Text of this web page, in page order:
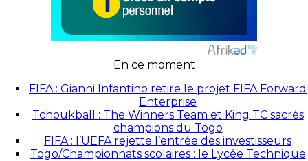
En ce moment
FIFA : Gianni Infantino retire le projet FIFA Forward
Enterprise
Tchoukball : The Winners Team et King TC sacrés
champions du Togo
FIFA : l’UEFA rejette l’entrée des investisseurs
Togo/Championnats scolaires : le Lycée Technique